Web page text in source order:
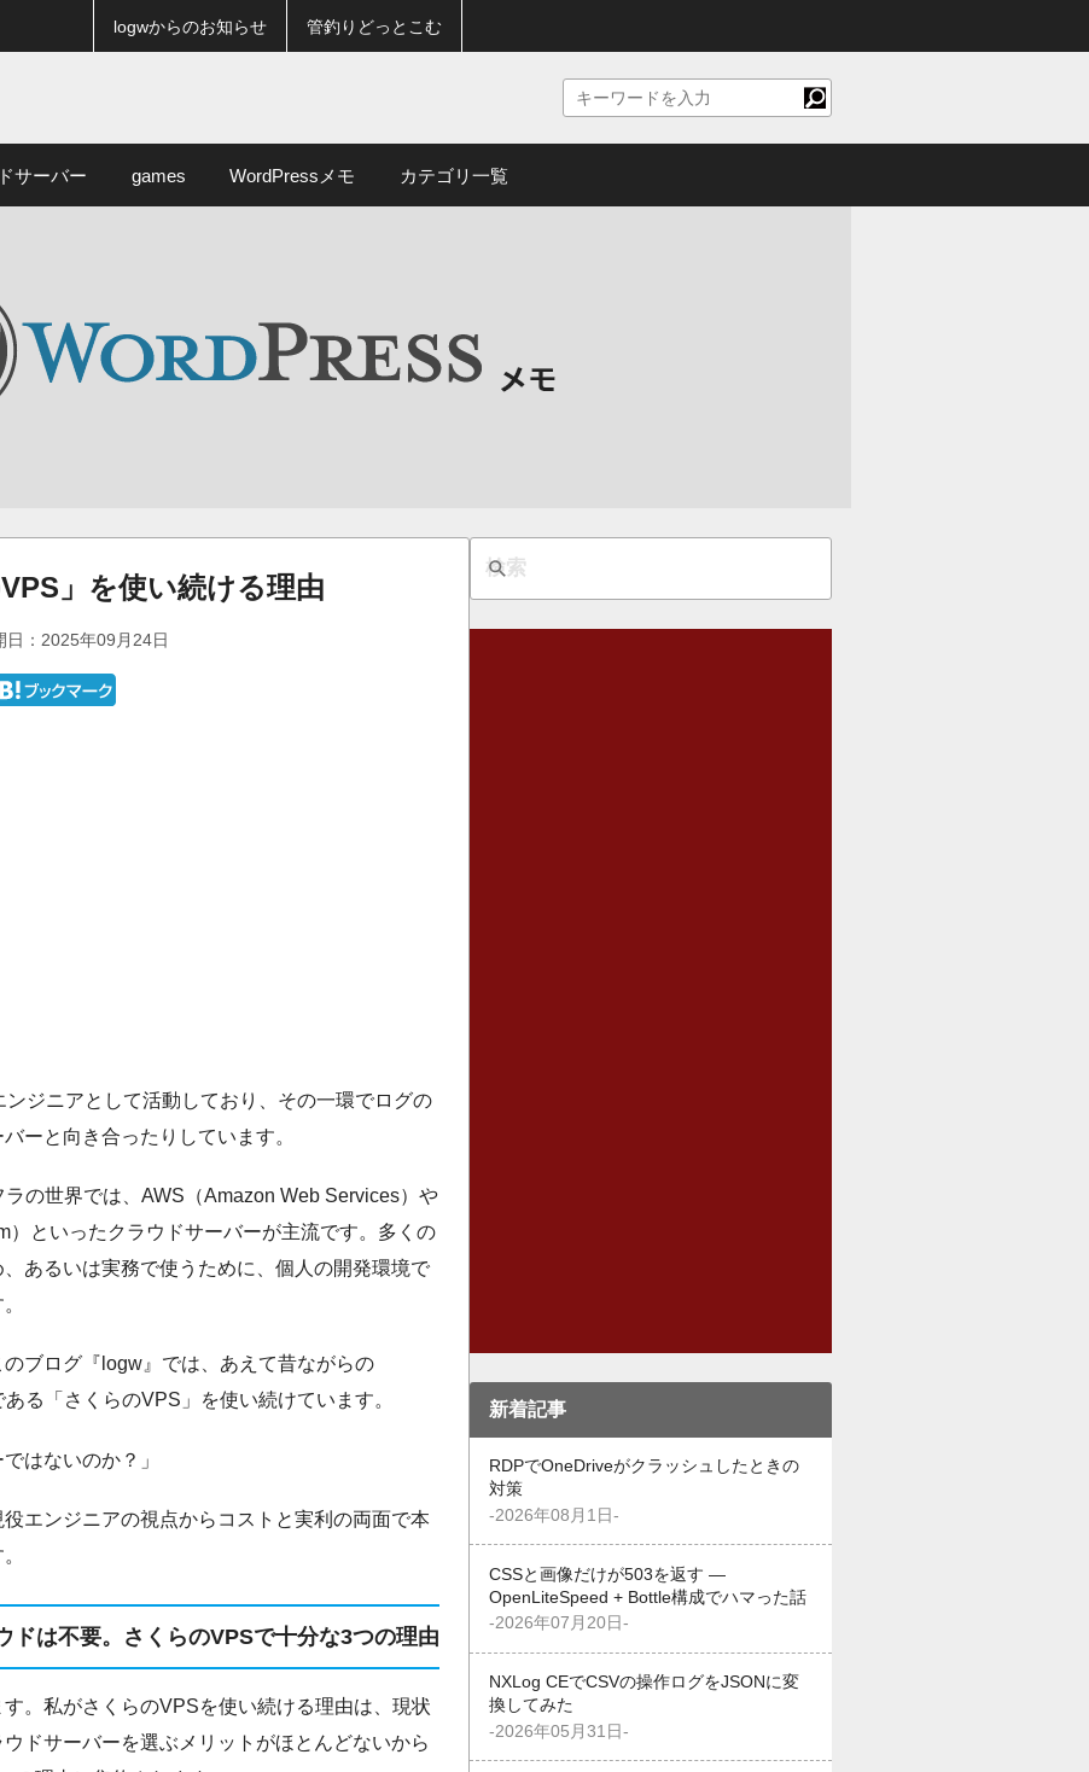
logwからのお知らせ 管釣りどっとこむ
サーバー games WordPressメモ カテゴリ一覧
」を使い続ける理由
日：2025年09月24日
ジニアとして活動しており、その一環でログの
ーと向き合ったりしています。
の世界では、AWS（Amazon Web Services）や
）といったクラウドサーバーが主流です。多くの
あるいは実務で使うために、個人の開発環境で
ブログ『logw』では、あえて昔ながらの
る「さくらのVPS」を使い続けています。
はないのか？」
エンジニアの視点からコストと実利の両面で本
ドは不要。さくらのVPSで十分な3つの理由
。私がさくらのVPSを使い続ける理由は、現状
ドサーバーを選ぶメリットがほとんどないから
新着記事
RDPでOneDriveがクラッシュしたときの
対策
-2026年08月1日-
CSSと画像だけが503を返す —
OpenLiteSpeed + Bottle構成でハマった話
-2026年07月20日-
NXLog CEでCSVの操作ログをJSONに変
換してみた
-2026年05月31日-